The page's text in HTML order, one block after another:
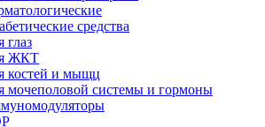
средства
глаз
ЖКТ
костей и мыщц
мочеполовой системы и гормоны